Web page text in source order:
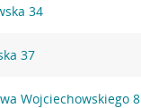
34
37
Wojciechowskiego 8